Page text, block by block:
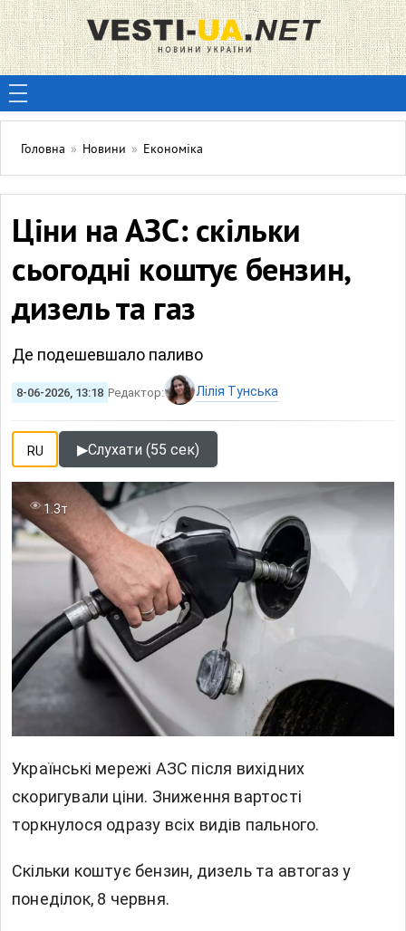
Головна » Новини » Економіка
Ціни на АЗС: скільки
сьогодні коштує бензин,
дизель та газ
Де подешевшало паливо
8-06-2026, 13:18 Редактор: Лілія Тунська
RU ▶Слухати (55 сек)
1.3т
Українські мережі АЗС після вихідних
скоригували ціни. Зниження вартості
торкнулося одразу всіх видів пального.
Скільки коштує бензин, дизель та автогаз у
понеділок, 8 червня.